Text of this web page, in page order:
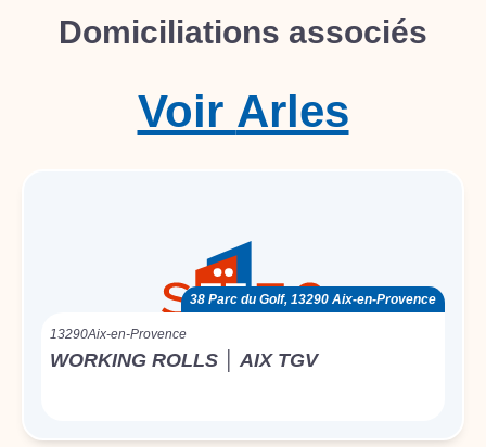
Domiciliations associés
Arles
Voir
38 Parc du Golf, 13290 Aix-en-Provence
13290Aix-en-Provence
WORKING ROLLS │ AIX TGV